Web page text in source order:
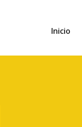
Inicio